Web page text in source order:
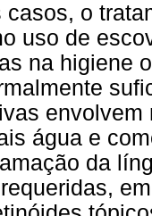
casos, o
uso de
na higiene
água e
da